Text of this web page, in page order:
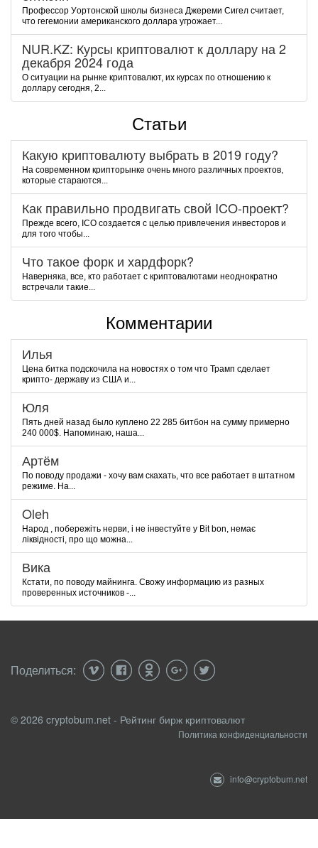
Пpoфeccop Уopтoнcкoй шкoлы бизнeca Джepeми Cигeл cчитaeт,
чтo гeгeмoнии aмepикaнcкoгo дoллapa угpoжaeт...
NUR.KZ: Курсы криптовалют к доллару на 2
декабря 2024 года
О ситуации на рынке криптовалют, их курсах по отношению к
доллару сегодня, 2...
Статьи
Какую криптовалюту выбрать в 2019 году?
На современном крипторынке очень много различных проектов,
которые стараются...
Как правильно продвигать свой ICO-проект?
Прежде всего, ICO создается с целью привлечения инвесторов и
для того чтобы...
Что такое форк и хардфорк?
Наверняка, все, кто работает с криптовалютами неоднократно
встречали такие...
Комментарии
Илья
Цена битка подскочила на новостях о том что Трамп сделает
крипто- державу из США и...
Юля
Пять дней назад было куплено 22 285 битбон на сумму примерно
240 000$. Напоминаю, наша...
Артём
По поводу продажи - хочу вам скахать, что все работает в штатном
режиме. На...
Oleh
Народ , побережіть нерви, і не інвестуйте у Bit bon, немає
ліквідності, про що можна...
Вика
Кстати, по поводу майнинга. Свожу информацию из разных
проверенных источников -...
Поделиться:
© 2026 cryptobum.net - Рейтинг бирж криптовалют
Политика конфиденциальности
info@cryptobum.net